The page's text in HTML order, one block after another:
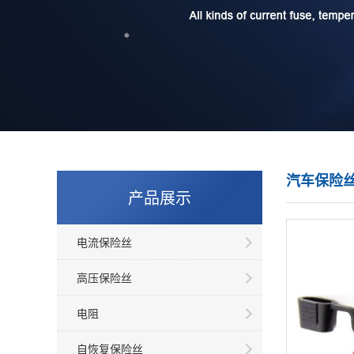
产品展示
电流保险丝
高压保险丝
电阻
自恢复保险丝
汽车保险